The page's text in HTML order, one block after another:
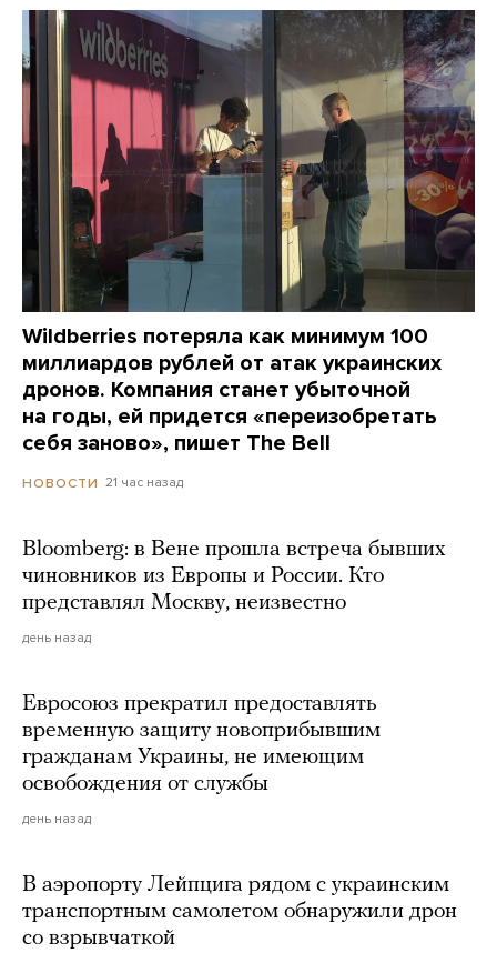
Wildberries потеряла как минимум 100
миллиардов рублей от атак украинских
дронов. Компания станет убыточной
на годы, ей придется «переизобретать
себя заново», пишет The Bell
НОВОСТИ 21 час назад
Bloomberg: в Вене прошла встреча бывших
чиновников из Европы и России. Кто
представлял Москву, неизвестно
день назад
Евросоюз прекратил предоставлять
временную защиту новоприбывшим
гражданам Украины, не имеющим
освобождения от службы
день назад
В аэропорту Лейпцига рядом с украинским
транспортным самолетом обнаружили дрон
со взрывчаткой